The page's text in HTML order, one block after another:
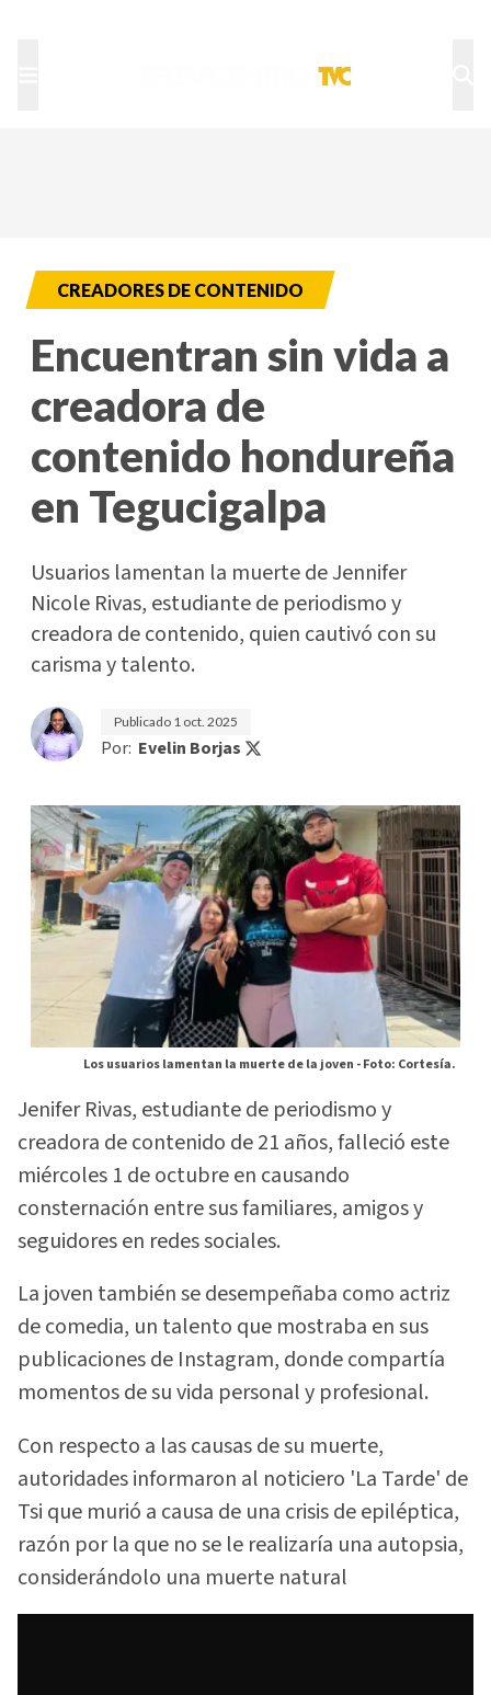
CREADORES DE CONTENIDO
Encuentran sin vida a
creadora de
contenido hondureña
en Tegucigalpa
Usuarios lamentan la muerte de Jennifer
Nicole Rivas, estudiante de periodismo y
creadora de contenido, quien cautivó con su
carisma y talento.
Publicado 1 oct. 2025
Por: Evelin Borjas
Los usuarios lamentan la muerte de la joven -Foto: Cortesía.
Jenifer Rivas, estudiante de periodismo y
creadora de contenido de 21 años, falleció este
miércoles 1 de octubre en causando
consternación entre sus familiares, amigos y
seguidores en redes sociales.
La joven también se desempeñaba como actriz
de comedia, un talento que mostraba en sus
publicaciones de Instagram, donde compartía
momentos de su vida personal y profesional.
Con respecto a las causas de su muerte,
autoridades informaron al noticiero 'La Tarde' de
Tsi que murió a causa de una crisis de epiléptica,
razón por la que no se le realizaría una autopsia,
considerándolo una muerte natural